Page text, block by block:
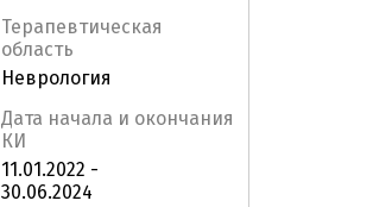
Терапевтическая
область
Неврология
Дата начала и окончания
КИ
11.01.2022 -
30.06.2024